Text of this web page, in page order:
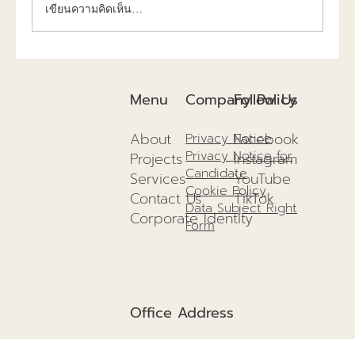
แวดล้อม และอนาคตที่ดีกว่าเดิม!
เขียนความคิดเห็น…
Menu
About
Projects
Services
Contact Us
Corporate Identity
Office Address
Follow Us
Facebook
Instagram
YouTube
TikTok
Company Policy
Privacy Notice
Privacy Notice for
Candidate
Cookie Policy
Data Subject Right
Form